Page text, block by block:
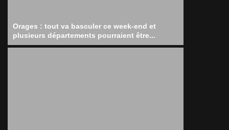
Orages : tout va basculer ce week-end et
plusieurs départements pourraient être...